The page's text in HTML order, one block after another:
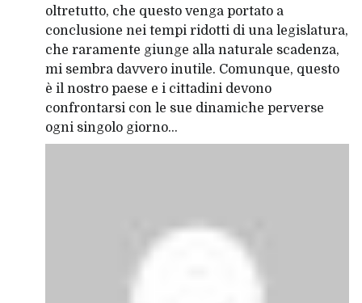
oltretutto, che questo venga portato a
conclusione nei tempi ridotti di una legislatura,
che raramente giunge alla naturale scadenza,
mi sembra davvero inutile. Comunque, questo
è il nostro paese e i cittadini devono
confrontarsi con le sue dinamiche perverse
ogni singolo giorno…